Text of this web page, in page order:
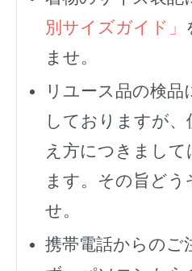
別サイズガイド」
ませ。
リユース品の検品
しておりますが、
え方につきまし
ます。その旨どう
せ。
携帯電話からのご